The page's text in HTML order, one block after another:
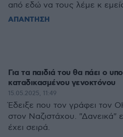
από εδώ να τους λέμε κ
ΑΠΑΝΤΗΣΗ
Για τα παιδιά του θα πάει ο
καταδικασμένου γενοκτόνου
15.05.2025, 11:49
Έδειξε που τον γράφει τον
στον Ναζιστάχου. "Δανεικά"
έχει σειρά.